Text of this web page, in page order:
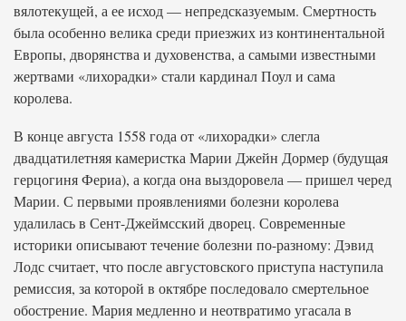
вялотекущей, а ее исход — непредсказуемым. Смертность
была особенно велика среди приезжих из континентальной
Европы, дворянства и духовенства, а самыми известными
жертвами «лихорадки» стали кардинал Поул и сама
королева.
В конце августа 1558 года от «лихорадки» слегла
двадцатилетняя камеристка Марии Джейн Дормер (будущая
герцогиня Фериа), а когда она выздоровела — пришел черед
Марии. С первыми проявлениями болезни королева
удалилась в Сент-Джеймсский дворец. Современные
историки описывают течение болезни по-разному: Дэвид
Лодс считает, что после августовского приступа наступила
ремиссия, за которой в октябре последовало смертельное
обострение. Мария медленно и неотвратимо угасала в